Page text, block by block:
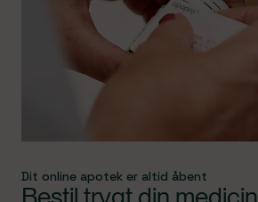
Dit online apotek er altid åbent